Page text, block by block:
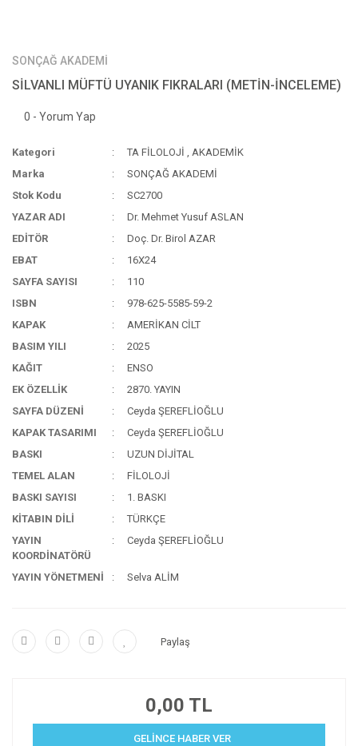
SONÇAĞ AKADEMİ
SİLVANLI MÜFTÜ UYANIK FIKRALARI (METİN-İNCELEME)
0 - Yorum Yap
Kategori TA FİLOLOJİ ,AKADEMİK
Marka
SONÇAĞ AKADEMİ
Stok Kodu
SC2700
YAZAR ADI
Dr. Mehmet Yusuf ASLAN
EDİTÖR
Doç. Dr. Birol AZAR
EBAT
16X24
SAYFA SAYISI
110
ISBN
978-625-5585-59-2
KAPAK
AMERİKAN CİLT
BASIM YILI
2025
KAĞIT
ENSO
EK ÖZELLİK
2870. YAYIN
SAYFA DÜZENİ
Ceyda ŞEREFLİOĞLU
KAPAK TASARIMI
Ceyda ŞEREFLİOĞLU
BASKI
UZUN DİJİTAL
TEMEL ALAN
FİLOLOJİ
BASKI SAYISI
1. BASKI
KİTABIN DİLİ
TÜRKÇE
YAYIN
KOORDİNATÖRÜ
Ceyda ŞEREFLİOĞLU
YAYIN YÖNETMENİ Selva ALİM
Paylaş
0,00 TL
GELİNCE HABER VER